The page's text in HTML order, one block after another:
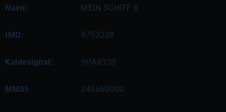
Navn: MEIN SCHIFF 6
IMO: 9753208
Kaldesignal: 9HA4330
MMSI: 249660000